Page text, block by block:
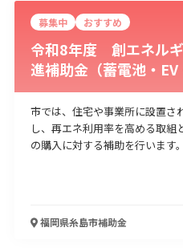
物流・運輸業 製造業 情報
建設･不動産業
サービス業
宿泊･旅館業
その他
募集中 おすすめ
令和8年度 創エネル
進補助金（蓄電池・EV
市では、住宅や事業所に設置さ
し、再エネ利用率を高める取
の購入に対する補助を行います。
福岡県糸島市補助金